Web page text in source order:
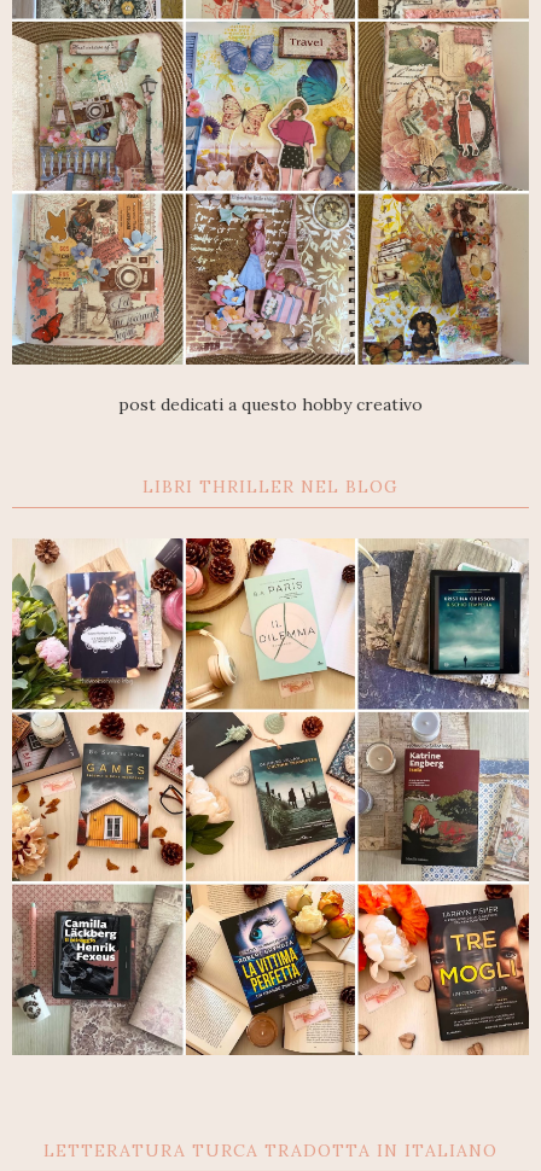
post dedicati a questo hobby creativo
LIBRI THRILLER NEL BLOG
LETTERATURA TURCA TRADOTTA IN ITALIANO